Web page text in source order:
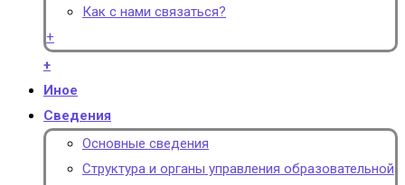
Как с нами связаться?
+
+
Иное
Сведения
Основные сведения
Структура и органы управления образовательной